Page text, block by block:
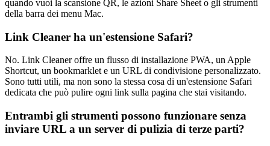
quando vuoi la scansione QR, le azioni Share Sheet o gli strumenti
della barra dei menu Mac.
Link Cleaner ha un'estensione Safari?
No. Link Cleaner offre un flusso di installazione PWA, un Apple
Shortcut, un bookmarklet e un URL di condivisione personalizzato.
Sono tutti utili, ma non sono la stessa cosa di un'estensione Safari
dedicata che può pulire ogni link sulla pagina che stai visitando.
Entrambi gli strumenti possono funzionare senza
inviare URL a un server di pulizia di terze parti?